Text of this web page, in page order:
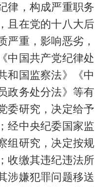
律，构成严重职务
且在党的十八大后
严重，影响恶劣，
中国共产党纪律处
和国监察法》《中
政务处分法》等有
委研究，决定给予
经中央纪委国家监
组研究，决定按规
收缴其违纪违法所
涉嫌犯罪问题移送